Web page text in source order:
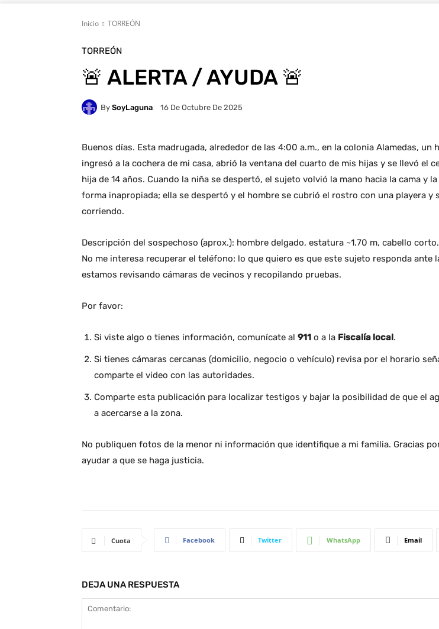
Inicio TORREÓN
TORREÓN
🚨 ALERTA / AYUDA 🚨
By SoyLaguna 16 De Octubre De 2025
Buenos días. Esta madrugada, alrededor de las 4:00 a.m., en la colonia Alamedas, un
ingresó a la cochera de mi casa, abrió la ventana del cuarto de mis hijas y se llevó el
hija de 14 años. Cuando la niña se despertó, el sujeto volvió la mano hacia la cama y
forma inapropiada; ella se despertó y el hombre se cubrió el rostro con una playera y
corriendo.
Descripción del sospechoso (aprox.): hombre delgado, estatura ~1.70 m, cabello corto.
No me interesa recuperar el teléfono; lo que quiero es que este sujeto responda ante
estamos revisando cámaras de vecinos y recopilando pruebas.
Por favor:
Si viste algo o tienes información, comunícate al 911 o a la Fiscalía local.
Si tienes cámaras cercanas (domicilio, negocio o vehículo) revisa por el horario
comparte el video con las autoridades.
Comparte esta publicación para localizar testigos y bajar la posibilidad de que el
a acercarse a la zona.
No publiquen fotos de la menor ni información que identifique a mi familia. Gracias
ayudar a que se haga justicia.
Cuota Facebook Twitter WhatsApp Email
DEJA UNA RESPUESTA